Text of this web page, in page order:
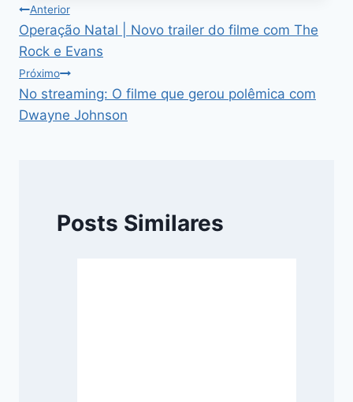
Navegação
de
Post
Anterior
Operação Natal | Novo trailer do filme com The
Rock e Evans
Próximo
No streaming: O filme que gerou polêmica com
Dwayne Johnson
Posts Similares